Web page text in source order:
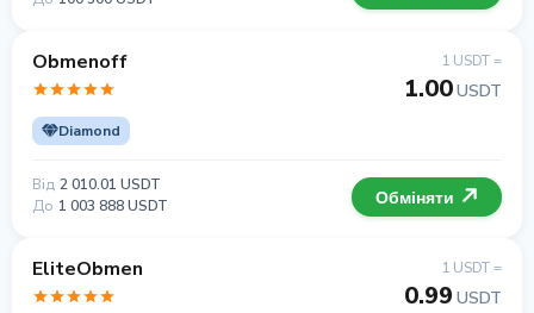
Obmenoff
Diamond
1 USDT =
1.00USDT
Від 2 010.01 USDT
До 1 003 888 USDT Обміняти
EliteObmen 1 USDT =
0.99 USDT